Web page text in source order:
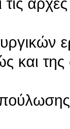
και